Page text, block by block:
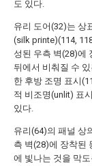
도 있다.
유리 도어(32)는 상
(silk printe)(114,
성된 우측 벽(28)에
뒤에서 비춰질 수
한 후방 조명 표시
적 비조명(unlit) 표
있다.
유리(64)의 패널 상
측 벽(28)에 장착된
에 빛나는 것을 막